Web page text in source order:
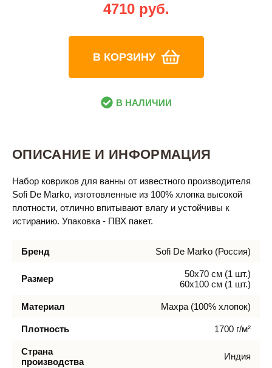
4710 руб.
В КОРЗИНУ
В НАЛИЧИИ
ОПИСАНИЕ И ИНФОРМАЦИЯ
Набор ковриков для ванны от известного производителя
Sofi De Marko, изготовленные из 100% хлопка высокой
плотности, отлично впитывают влагу и устойчивы к
истиранию. Упаковка - ПВХ пакет.
Бренд Sofi De Marko (Россия)
Размер
50х70 см (1 шт.)
60х100 см (1 шт.)
Материал Махра (100% хлопок)
Плотность 1700 г/м²
Страна
производства
Индия